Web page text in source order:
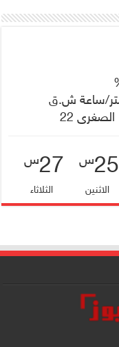
25س
الاثنين
27س
الثلاثاء